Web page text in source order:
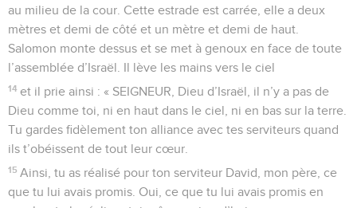
au milieu de la cour. Cette estrade est carrée, elle a deux
mètres et demi de côté et un mètre et demi de haut.
Salomon monte dessus et se met à genoux en face de toute
l’assemblée d’Israël. Il lève les mains vers le ciel
14 et il prie ainsi : « SEIGNEUR, Dieu d’Israël, il n’y a pas de
Dieu comme toi, ni en haut dans le ciel, ni en bas sur la terre.
Tu gardes fidèlement ton alliance avec tes serviteurs quand
ils t’obéissent de tout leur cœur.
15 Ainsi, tu as réalisé pour ton serviteur David, mon père, ce
que tu lui avais promis. Oui, ce que tu lui avais promis en